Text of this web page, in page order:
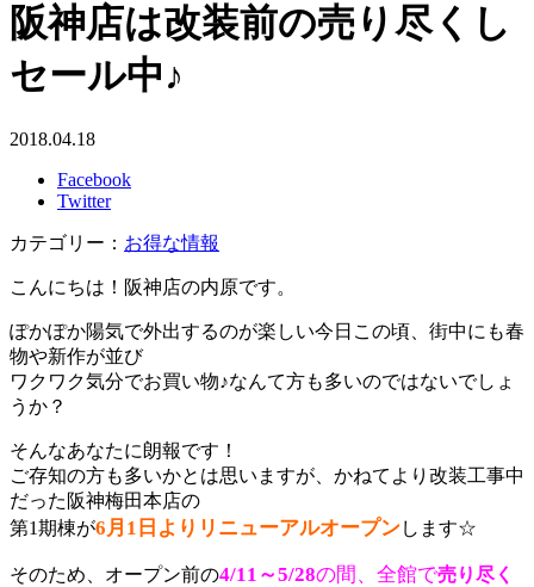
阪神店は改装前の売り尽くし
セール中♪
2018.04.18
Facebook
Twitter
カテゴリー： お得な情報
こんにちは！阪神店の内原です。
ぽかぽか陽気で外出するのが楽しい今日この頃、街中にも春
物や新作が並び
ワクワク気分でお買い物♪なんて方も多いのではないでしょ
うか？
そんなあなたに朗報です！
ご存知の方も多いかとは思いますが、かねてより改装工事中
だった阪神梅田本店の
第1期棟が6月1日よりリニューアルオープンします☆
そのため、オープン前の4/11～5/28の間、全館で売り尽く